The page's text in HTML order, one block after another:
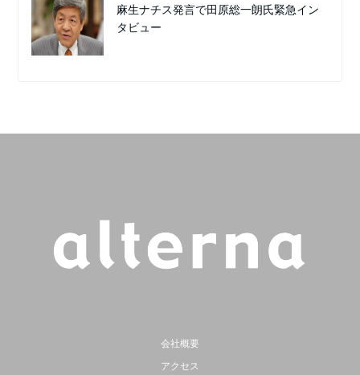
麻生ナチス発言で田原総一朗氏緊急イン
タビュー
会社概要
アクセス